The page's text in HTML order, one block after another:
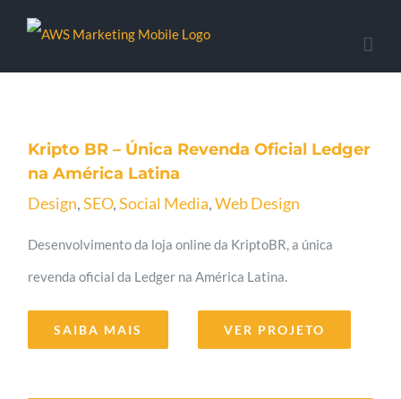
Oficial Ledger na América Latina
Kripto BR – Única Revenda Oficial Ledger
na América Latina
Design,SEO,Social Media,Web Design
Desenvolvimento da loja online da KriptoBR, a única
revenda oficial da Ledger na América Latina.
SAIBA MAIS VER PROJETO